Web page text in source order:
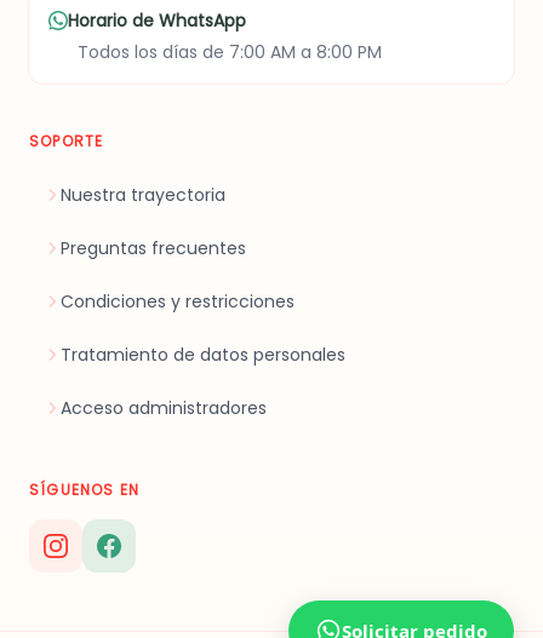
Horario de WhatsApp
Todos los días de 7:00 AM a 8:00 PM
SOPORTE
Nuestra trayectoria
Preguntas frecuentes
Condiciones y restricciones
Tratamiento de datos personales
Acceso administradores
SÍGUENOS EN
Solicitar pedido